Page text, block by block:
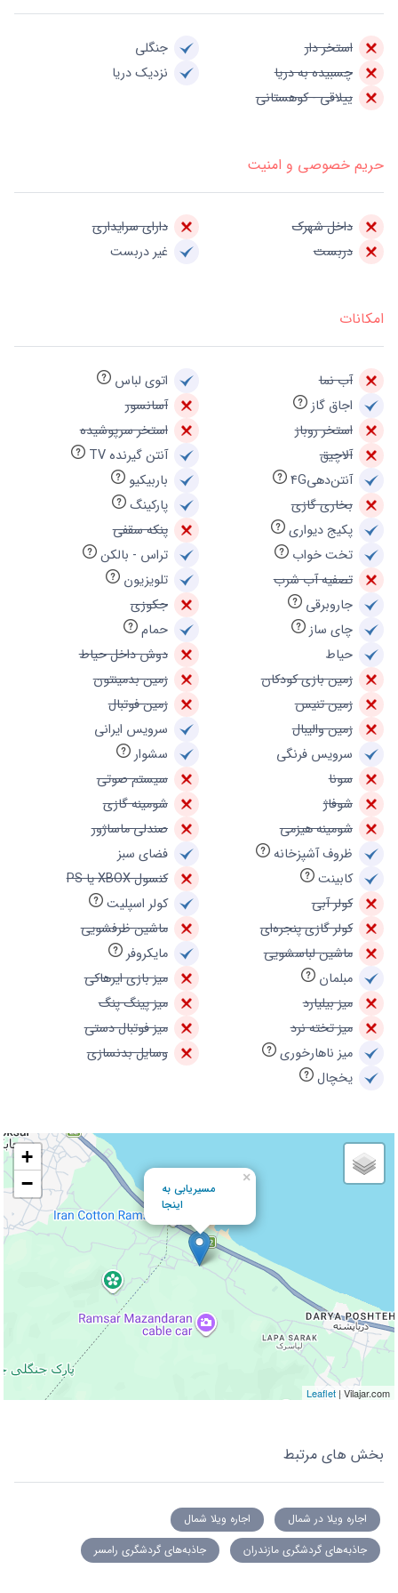
استخر دار
جنگلی
چسبیده به دریا
نزدیک دریا
ییلاقی - کوهستانی
حریم خصوصی و امنیت
داخل شهرک
دارای سرایداری
دربست
غیر دربست
امکانات
آب نما
اتوی لباس
اجاق گاز
آسانسور
استخر روباز
استخر سرپوشیده
آلاچیق
آنتن گیرنده TV
آنتن‌دهی4G
باربیکیو
بخاری گازی
پارکینگ
پکیج دیواری
پنکه سقفی
تخت خواب
تراس - بالکن
تصفیه آب شرب
تلویزیون
جاروبرقی
جکوزی
چای ساز
حمام
حیاط
دوش داخل حیاط
زمین بازی کودکان
زمین بدمینتون
زمین تنیس
زمین فوتبال
زمین والیبال
سرویس ایرانی
سرویس فرنگی
سشوار
سونا
سیستم صوتی
شوفاژ
شومینه گازی
شومینه هیزمی
صندلی ماساژور
ظروف آشپزخانه
فضای سبز
کابینت
کنسول XBOX یا PS
کولر آبی
کولر اسپلیت
کولر گازی پنجره‌ای
ماشین ظرفشویی
ماشین لباسشویی
مایکروفر
مبلمان
میز بازی ایرهاکی
میز بیلیارد
میز پینگ پنگ
میز تخته نرد
میز فوتبال دستی
میز ناهارخوری
وسایل بدنسازی
یخچال
مسیریابی به
اینجا
×
+
−
Leaflet | Vilajar.com
بخش های مرتبط
اجاره ویلا در شمال
اجاره ویلا شمال
جاذبه‌های گردشگری مازندران
جاذبه‌های گردشگری رامسر